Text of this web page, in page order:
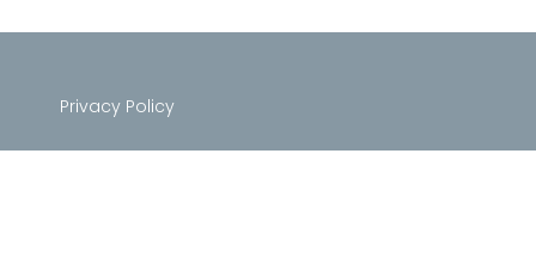
Privacy Policy